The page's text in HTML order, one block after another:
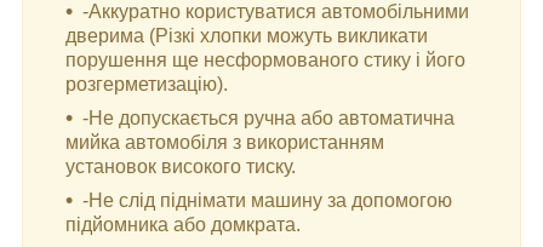
-Аккуратно користуватися автомобільними
дверима (Різкі хлопки можуть викликати
порушення ще несформованого стику і його
розгерметизацію).
-Не допускається ручна або автоматична
мийка автомобіля з використанням
установок високого тиску.
-Не слід піднімати машину за допомогою
підйомника або домкрата.